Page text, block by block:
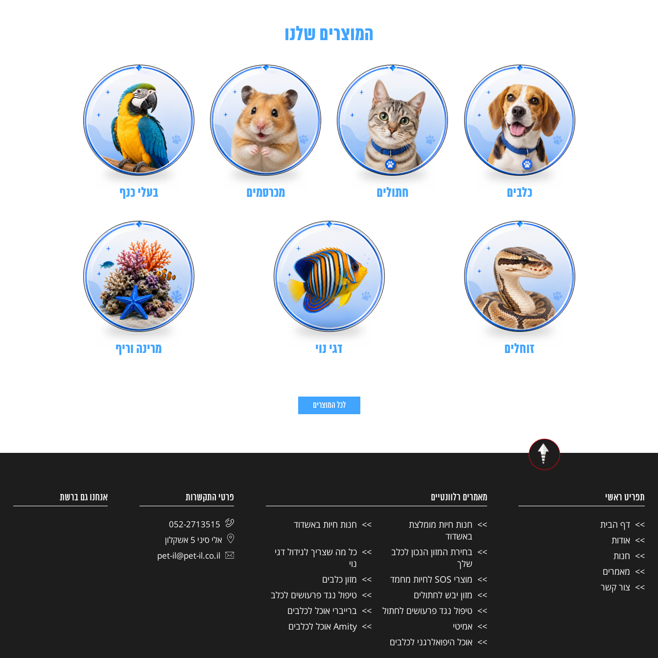
המוצרים שלנו
כלבים חתולים מכרסמים בעלי כנף
זוחלים דגי נוי מרינה וריף
לכל המוצרים
תפריט ראשי
דף הבית
אודות
חנות
מאמרים
צור קשר
מאמרים רלוונטיים
חנות חיות מומלצת
באשדוד
חנות חיות באשדוד
בחירת המזון הנכון לכלב
שלך
כל מה שצריך לגידול דגי
נוי
מוצרי SOS לחיות מחמד
מזון כלבים
מזון יבש לחתולים
טיפול נגד פרעושים לכלב
טיפול נגד פרעושים לחתול
ברייברי אוכל לכלבים
אמיטי
Amity אוכל לכלבים
אוכל היפואלרגני לכלבים
פרטי התקשרות
052-2713515
אלי סיני 5 אשקלון
pet-il@pet-il.co.il
אנחנו גם ברשת